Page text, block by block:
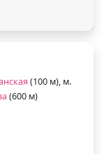
(100 м), м.
(600 м)